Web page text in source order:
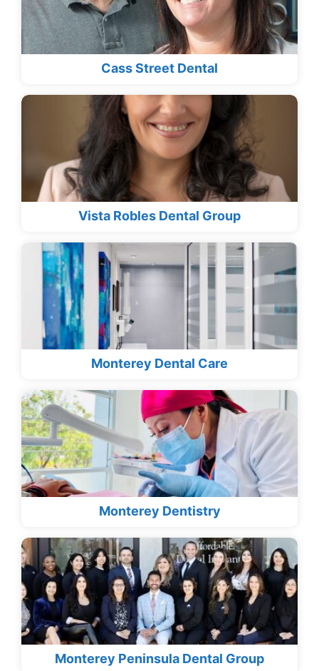
Cass Street Dental
Vista Robles Dental Group
Monterey Dental Care
Monterey Dentistry
Monterey Peninsula Dental Group